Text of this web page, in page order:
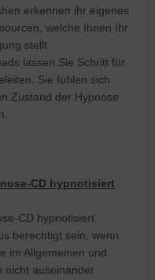
erkennen ihr eigenes
welche Ihnen Ihr
stellt.
lassen Sie Schritt für
Sie fühlen sich
Zustand der Hypnose
CD hypnotisiert
CD hypnotisiert
berechtigt sein, wenn
im Allgemeinen und
nicht auseinander